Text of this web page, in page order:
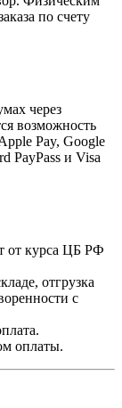
по счету
через
возможность
Pay, Google
PayPass и Visa
от курса ЦБ РФ
отгрузка
с
оплаты.